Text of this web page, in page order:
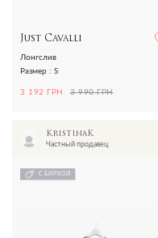
Just Cavalli
Лонгслив
Размер : S
3 192 ГРН 3 990 ГРН
KristinaK
Частный продавец
С БИРКОЙ